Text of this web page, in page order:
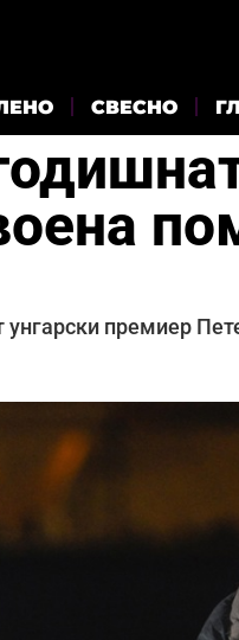
СВЕСНО
премиер